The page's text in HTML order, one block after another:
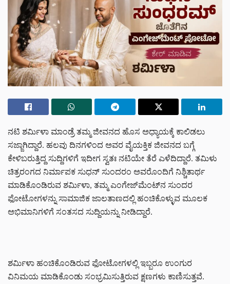
ನಟಿ ಶರ್ಮಿಳಾ ಮಾಂಡ್ರೆ ತಮ್ಮ ಜೀವನದ ಹೊಸ ಅಧ್ಯಾಯಕ್ಕೆ ಕಾಲಿಡಲು
ಸಜ್ಜಾಗಿದ್ದಾರೆ. ಹಲವು ದಿನಗಳಿಂದ ಅವರ ವೈಯಕ್ತಿಕ ಜೀವನದ ಬಗ್ಗೆ
ಕೇಳಿಬರುತ್ತಿದ್ದ ಸುದ್ದಿಗಳಿಗೆ ಇದೀಗ ಸ್ವತಃ ನಟಿಯೇ ತೆರೆ ಎಳೆದಿದ್ದಾರೆ. ತಮಿಳು
ಚಿತ್ರರಂಗದ ನಿರ್ಮಾಪಕ ಸುಧನ್ ಸುಂದರಂ ಅವರೊಂದಿಗೆ ನಿಶ್ಚಿತಾರ್ಥ
ಮಾಡಿಕೊಂಡಿರುವ ಶರ್ಮಿಳಾ, ತಮ್ಮ ಎಂಗೇಜ್‌ಮೆಂಟ್‌ನ ಸುಂದರ
ಫೋಟೋಗಳನ್ನು ಸಾಮಾಜಿಕ ಜಾಲತಾಣದಲ್ಲಿ ಹಂಚಿಕೊಳ್ಳುವ ಮೂಲಕ
ಅಭಿಮಾನಿಗಳಿಗೆ ಸಂತಸದ ಸುದ್ದಿಯನ್ನು ನೀಡಿದ್ದಾರೆ.
ಶರ್ಮಿಳಾ ಹಂಚಿಕೊಂಡಿರುವ ಫೋಟೋಗಳಲ್ಲಿ ಇಬ್ಬರೂ ಉಂಗುರ
ವಿನಿಮಯ ಮಾಡಿಕೊಂಡು ಸಂಭ್ರಮಿಸುತ್ತಿರುವ ಕ್ಷಣಗಳು ಕಾಣಿಸುತ್ತವೆ.